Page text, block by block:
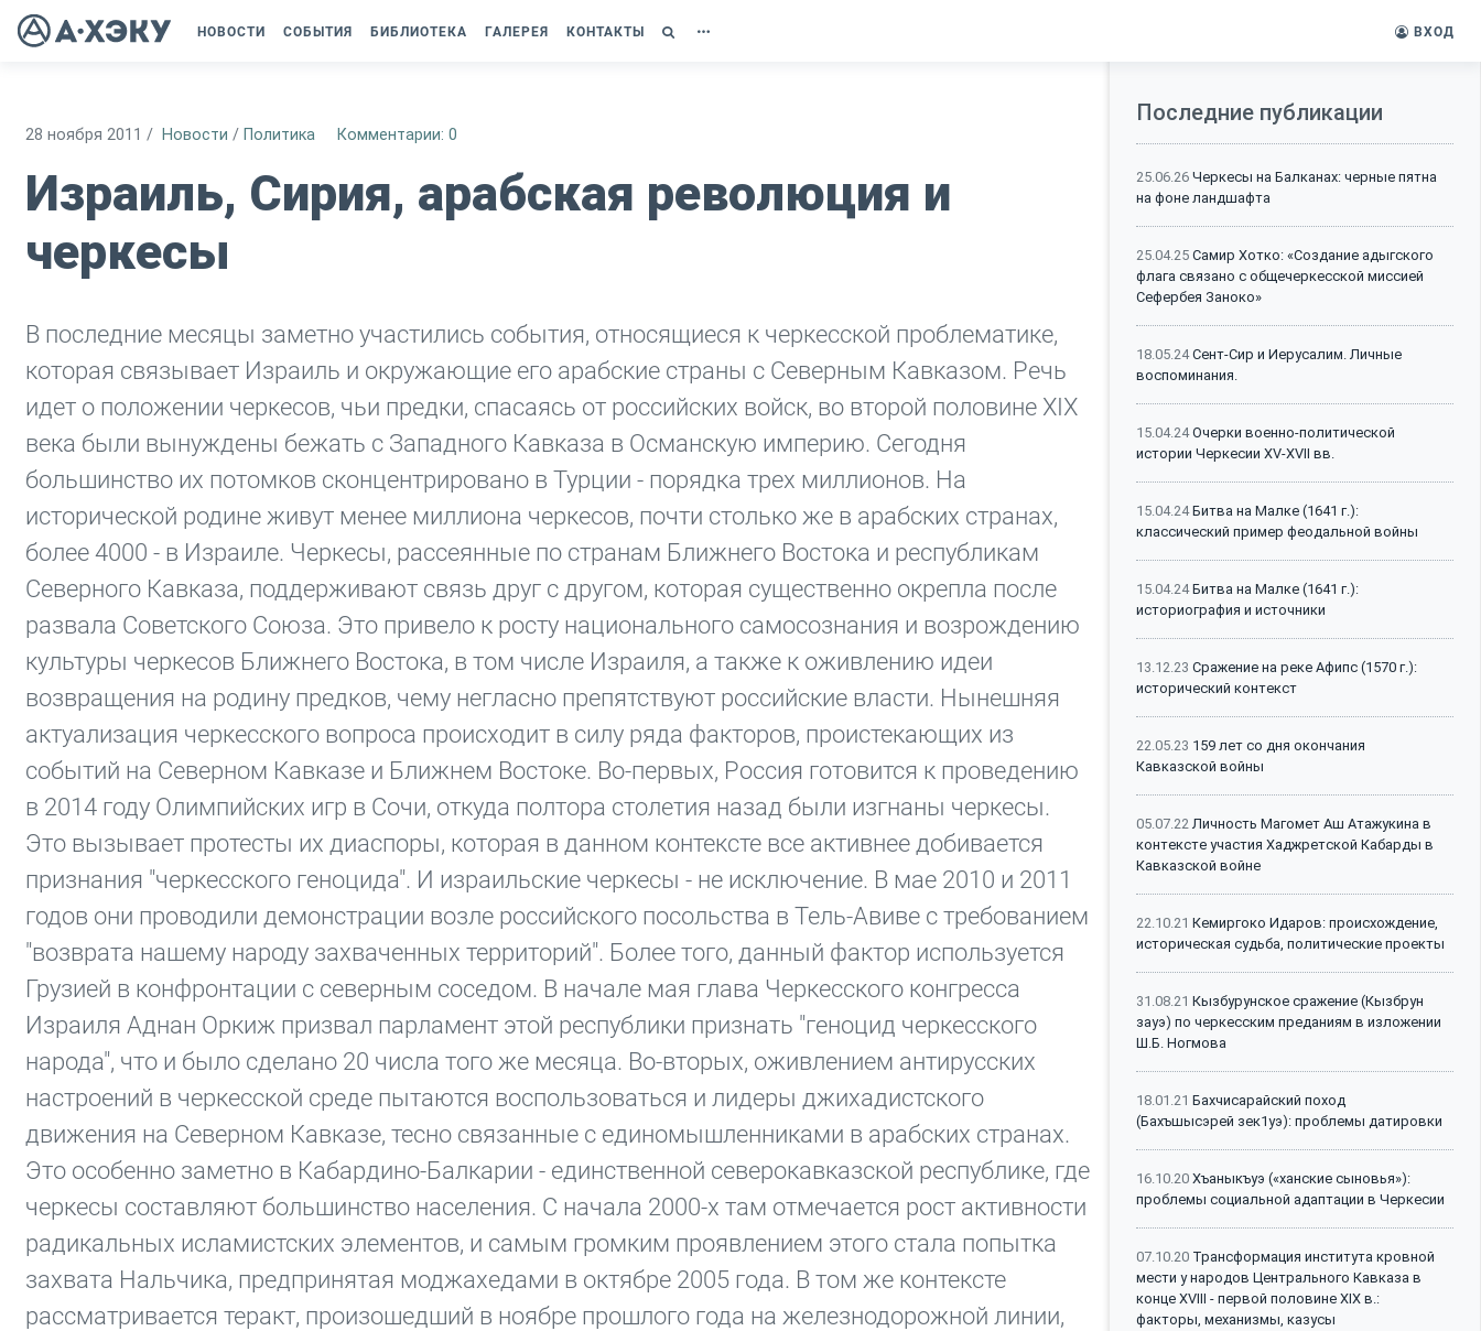
НОВОСТИ СОБЫТИЯ БИБЛИОТЕКА ГАЛЕРЕЯ КОНТАКТЫ ВХОД
28 ноября 2011 / Новости / Политика Комментарии: 0
Израиль, Сирия, арабская революция и
черкесы
В последние месяцы заметно участились события, относящиеся к черкесской проблематике,
которая связывает Израиль и окружающие его арабские страны с Северным Кавказом. Речь
идет о положении черкесов, чьи предки, спасаясь от российских войск, во второй половине XIX
века были вынуждены бежать с Западного Кавказа в Османскую империю. Сегодня
большинство их потомков сконцентрировано в Турции - порядка трех миллионов. На
исторической родине живут менее миллиона черкесов, почти столько же в арабских странах,
более 4000 - в Израиле. Черкесы, рассеянные по странам Ближнего Востока и республикам
Северного Кавказа, поддерживают связь друг с другом, которая существенно окрепла после
развала Советского Союза. Это привело к росту национального самосознания и возрождению
культуры черкесов Ближнего Востока, в том числе Израиля, а также к оживлению идеи
возвращения на родину предков, чему негласно препятствуют российские власти. Нынешняя
актуализация черкесского вопроса происходит в силу ряда факторов, проистекающих из
событий на Северном Кавказе и Ближнем Востоке. Во-первых, Россия готовится к проведению
в 2014 году Олимпийских игр в Сочи, откуда полтора столетия назад были изгнаны черкесы.
Это вызывает протесты их диаспоры, которая в данном контексте все активнее добивается
признания "черкесского геноцида". И израильские черкесы - не исключение. В мае 2010 и 2011
годов они проводили демонстрации возле российского посольства в Тель-Авиве с требованием
"возврата нашему народу захваченных территорий". Более того, данный фактор используется
Грузией в конфронтации с северным соседом. В начале мая глава Черкесского конгресса
Израиля Аднан Оркиж призвал парламент этой республики признать "геноцид черкесского
народа", что и было сделано 20 числа того же месяца. Во-вторых, оживлением антирусских
настроений в черкесской среде пытаются воспользоваться и лидеры джихадистского
движения на Северном Кавказе, тесно связанные с единомышленниками в арабских странах.
Это особенно заметно в Кабардино-Балкарии - единственной северокавказской республике, где
черкесы составляют большинство населения. С начала 2000-х там отмечается рост активности
радикальных исламистских элементов, и самым громким проявлением этого стала попытка
захвата Нальчика, предпринятая моджахедами в октябре 2005 года. В том же контексте
рассматривается теракт, произошедший в ноябре прошлого года на железнодорожной линии,
Последние публикации
25.06.26 Черкесы на Балканах: черные пятна
на фоне ландшафта
25.04.25 Самир Хотко: «Создание адыгского
флага связано с общечеркесской миссией
Сефербея Заноко»
18.05.24Сент-Сир и Иерусалим. Личные
воспоминания.
15.04.24Очерки военно-политической
истории Черкесии XV-XVII вв.
15.04.24Битва на Малке (1641 г.):
классический пример феодальной войны
15.04.24Битва на Малке (1641 г.):
историография и источники
13.12.23 Сражение на реке Афипс (1570 г.):
исторический контекст
22.05.23 159 лет со дня окончания
Кавказской войны
05.07.22 Личность Магомет Аш Атажукина в
контексте участия Хаджретской Кабарды в
Кавказской войне
22.10.21 Кемиргоко Идаров: происхождение,
историческая судьба, политические проекты
31.08.21 Кызбурунское сражение (Кызбрун
зауэ) по черкесским преданиям в изложении
Ш.Б. Ногмова
18.01.21 Бахчисарайский поход
(Бахъшысэрей зек1уэ): проблемы датировки
16.10.20 Хъаныкъуэ («ханские сыновья»):
проблемы социальной адаптации в Черкесии
07.10.20 Трансформация института кровной
мести у народов Центрального Кавказа в
конце XVIII - первой половине XIX в.:
факторы, механизмы, казусы